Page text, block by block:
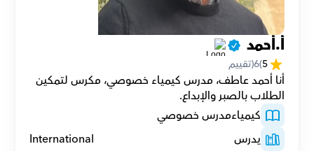
أ.أحمد
5
(
6(تقييم
الطلاب بالصبر والإبداع.
كيمياءمدرس خصوصي
يدرس
International